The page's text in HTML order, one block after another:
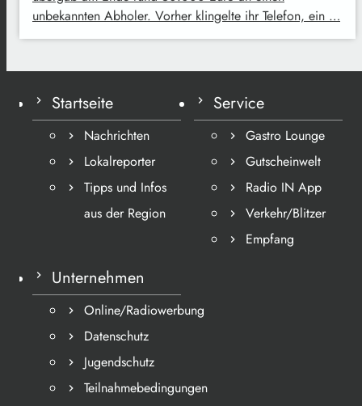
unbekannten Abholer. Vorher klingelte ihr Telefon, ein …
Startseite
Nachrichten
Lokalreporter
Tipps und Infos
aus der Region
Service
Gastro Lounge
Gutscheinwelt
Radio IN App
Verkehr/Blitzer
Empfang
Unternehmen
Online/Radiowerbung
Datenschutz
Jugendschutz
Teilnahmebedingungen